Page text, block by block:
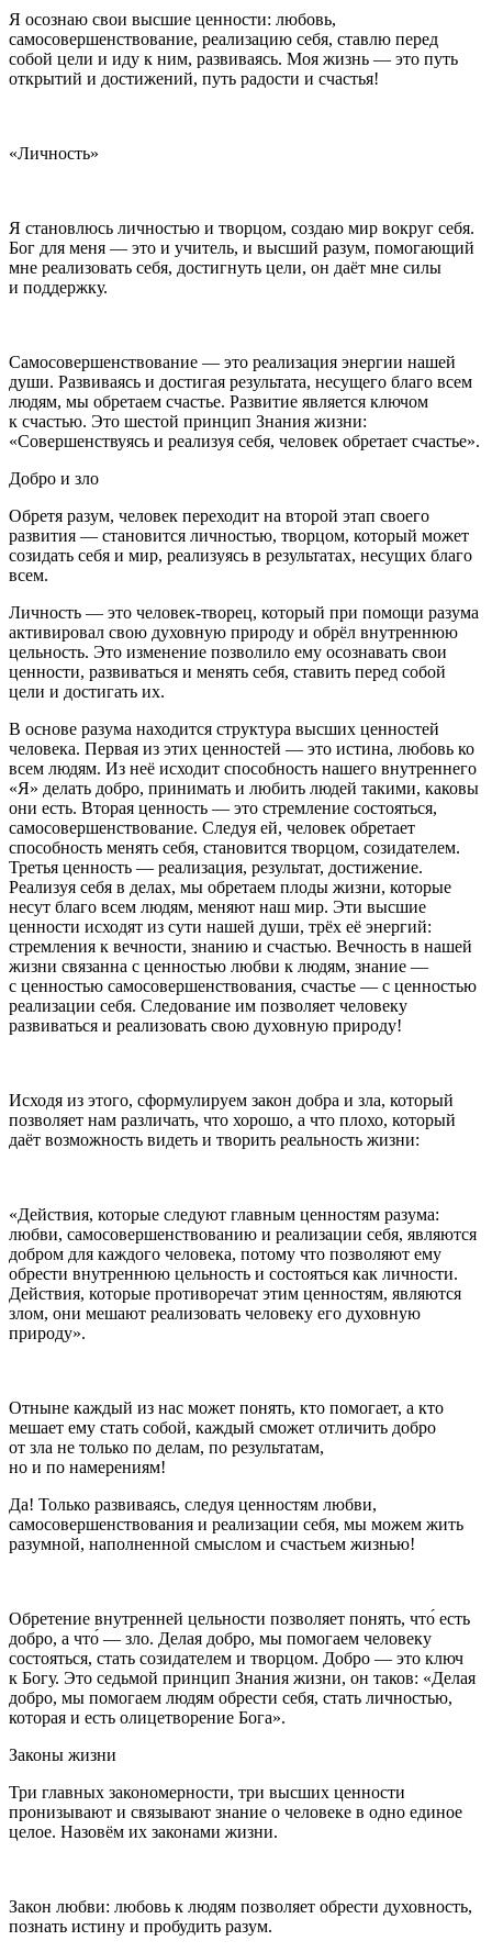
Я осознаю свои высшие ценности: любовь,
самосовершенствование, реализацию себя, ставлю перед
собой цели и иду к ним, развиваясь. Моя жизнь — это путь
открытий и достижений, путь радости и счастья!
«Личность»
Я становлюсь личностью и творцом, создаю мир вокруг себя.
Бог для меня — это и учитель, и высший разум, помогающий
мне реализовать себя, достигнуть цели, он даёт мне силы
и поддержку.
Самосовершенствование — это реализация энергии нашей
души. Развиваясь и достигая результата, несущего благо всем
людям, мы обретаем счастье. Развитие является ключом
к счастью. Это шестой принцип Знания жизни:
«Совершенствуясь и реализуя себя, человек обретает счастье».
Добро и зло
Обретя разум, человек переходит на второй этап своего
развития — становится личностью, творцом, который может
созидать себя и мир, реализуясь в результатах, несущих благо
всем.
Личность — это человек-творец, который при помощи разума
активировал свою духовную природу и обрёл внутреннюю
цельность. Это изменение позволило ему осознавать свои
ценности, развиваться и менять себя, ставить перед собой
цели и достигать их.
В основе разума находится структура высших ценностей
человека. Первая из этих ценностей — это истина, любовь ко
всем людям. Из неё исходит способность нашего внутреннего
«Я» делать добро, принимать и любить людей такими, каковы
они есть. Вторая ценность — это стремление состояться,
самосовершенствование. Следуя ей, человек обретает
способность менять себя, становится творцом, созидателем.
Третья ценность — реализация, результат, достижение.
Реализуя себя в делах, мы обретаем плоды жизни, которые
несут благо всем людям, меняют наш мир. Эти высшие
ценности исходят из сути нашей души, трёх её энергий:
стремления к вечности, знанию и счастью. Вечность в нашей
жизни связанна с ценностью любви к людям, знание —
с ценностью самосовершенствования, счастье — с ценностью
реализации себя. Следование им позволяет человеку
развиваться и реализовать свою духовную природу!
Исходя из этого, сформулируем закон добра и зла, который
позволяет нам различать, что хорошо, а что плохо, который
даёт возможность видеть и творить реальность жизни:
«Действия, которые следуют главным ценностям разума:
любви, самосовершенствованию и реализации себя, являются
добром для каждого человека, потому что позволяют ему
обрести внутреннюю цельность и состояться как личности.
Действия, которые противоречат этим ценностям, являются
злом, они мешают реализовать человеку его духовную
природу».
Отныне каждый из нас может понять, кто помогает, а кто
мешает ему стать собой, каждый сможет отличить добро
от зла не только по делам, по результатам,
но и по намерениям!
Да! Только развиваясь, следуя ценностям любви,
самосовершенствования и реализации себя, мы можем жить
разумной, наполненной смыслом и счастьем жизнью!
Обретение внутренней цельности позволяет понять, что́ есть
добро, а что́ — зло. Делая добро, мы помогаем человеку
состояться, стать созидателем и творцом. Добро — это ключ
к Богу. Это седьмой принцип Знания жизни, он таков: «Делая
добро, мы помогаем людям обрести себя, стать личностью,
которая и есть олицетворение Бога».
Законы жизни
Три главных закономерности, три высших ценности
пронизывают и связывают знание о человеке в одно единое
целое. Назовём их законами жизни.
Закон любви: любовь к людям позволяет обрести духовность,
познать истину и пробудить разум.